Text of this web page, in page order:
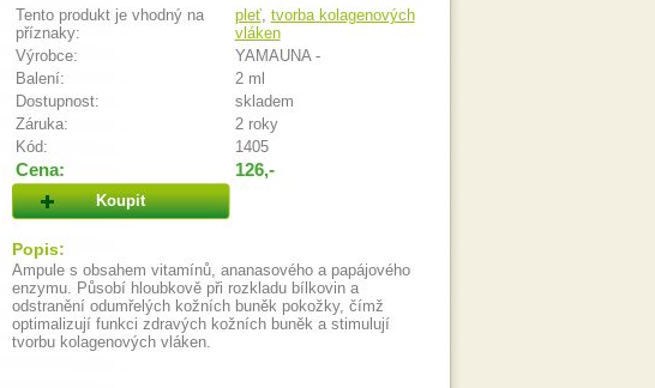
Tento produkt je vhodný na
příznaky:
pleť, tvorba kolagenových
vláken
Výrobce:
YAMAUNA -
Balení:
2 ml
Dostupnost:
skladem
Záruka:
2 roky
Kód:
1405
Cena: 126,-
Koupit
Popis:
Ampule s obsahem vitamínů, ananasového a papájového
enzymu. Působí hloubkově při rozkladu bílkovin a
odstranění odumřelých kožních buněk pokožky, čímž
optimalizují funkci zdravých kožních buněk a stimulují
tvorbu kolagenových vláken.